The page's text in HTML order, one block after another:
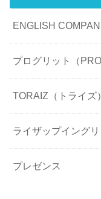
ENGLISH
プログリット（
TORAIZ（トライズ）
ライザップイングリ
プレゼンス